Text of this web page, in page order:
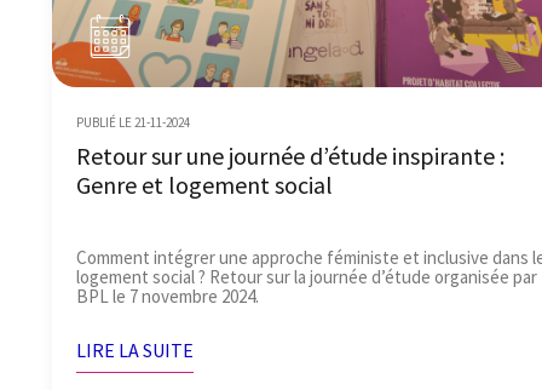
Retour sur une journée d’étude inspirante :
Genre et logement social
PUBLIÉ LE 21-11-2024
Comment intégrer une approche féministe et inclusive dans
logement social ? Retour sur la journée d’étude organisée par
BPL le 7 novembre 2024.
LIRE LA SUITE